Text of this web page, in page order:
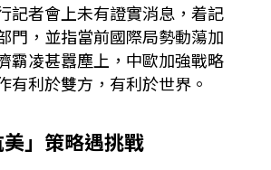
記者會上未有證實消息，着記
門，並指當前國際局勢動蕩加
霸凌甚囂塵上，中歐加強戰略
有利於雙方，有利於世界。
」策略遇挑戰